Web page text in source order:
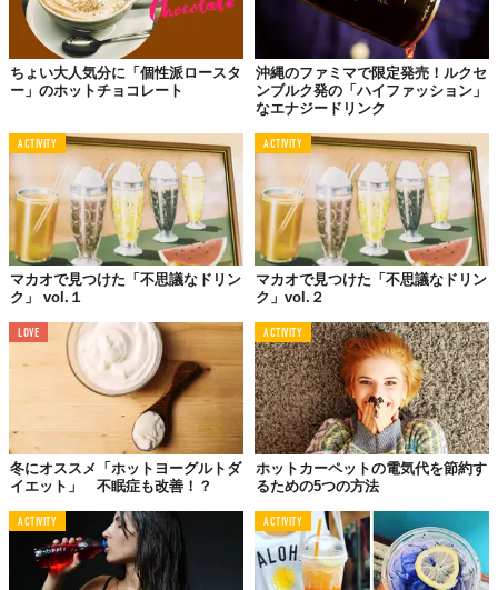
ちょい大人気分に「個性派ロースタ
ー」のホットチョコレート
沖縄のファミマで限定発売！ルクセ
ンブルク発の「ハイファッション」
なエナジードリンク
ACTIVITY
マカオで見つけた「不思議なドリン
ク」 vol.１
ACTIVITY
マカオで見つけた「不思議なドリン
ク」vol.２
LOVE
冬にオススメ「ホットヨーグルトダ
イエット」 不眠症も改善！？
ACTIVITY
ホットカーペットの電気代を節約す
るための5つの方法
ACTIVITY ACTIVITY